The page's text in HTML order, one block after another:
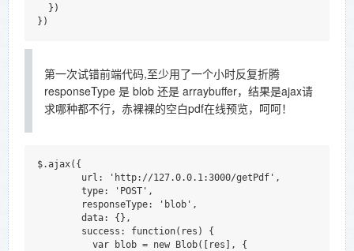
  })
第一次试错前端代码,至少用了一个小时反复折腾
responseType 是 blob 还是 arraybuffer，结果是ajax请
求哪种都不行，赤裸裸的空白pdf在线预览，呵呵！
$.ajax({
        url: 'http://127.0.0.1:3000/getPdf',
        type: 'POST',
        responseType: 'blob',
        data: {},
        success: function(res) {
          var blob = new Blob([res], {